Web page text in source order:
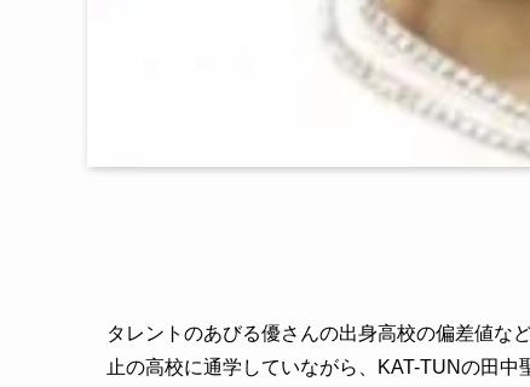
タレントのあびる優さんの出身高校の偏差値な
止の高校に通学していながら、KAT-TUNの田